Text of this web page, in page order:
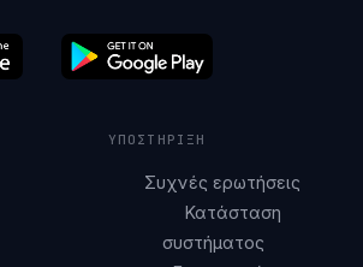
ΥΠΟΣΤΉΡΙΞΗ
Συχνές ερωτήσεις
Κατάσταση
συστήματος